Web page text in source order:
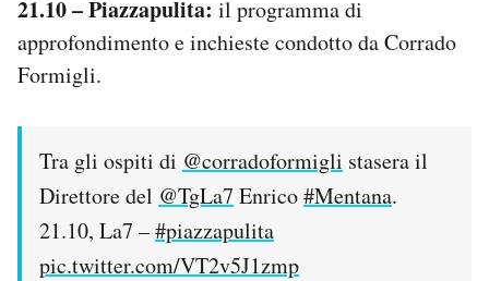
21.10 – Piazzapulita: il programma di
approfondimento e inchieste condotto da Corrado
Formigli.
Tra gli ospiti di @corradoformigli stasera il
Direttore del @TgLa7 Enrico#Mentana.
21.10, La7 –#piazzapulita
pic.twitter.com/VT2v5J1zmp